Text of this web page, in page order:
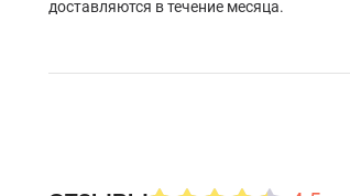
доставляются в течение месяца.